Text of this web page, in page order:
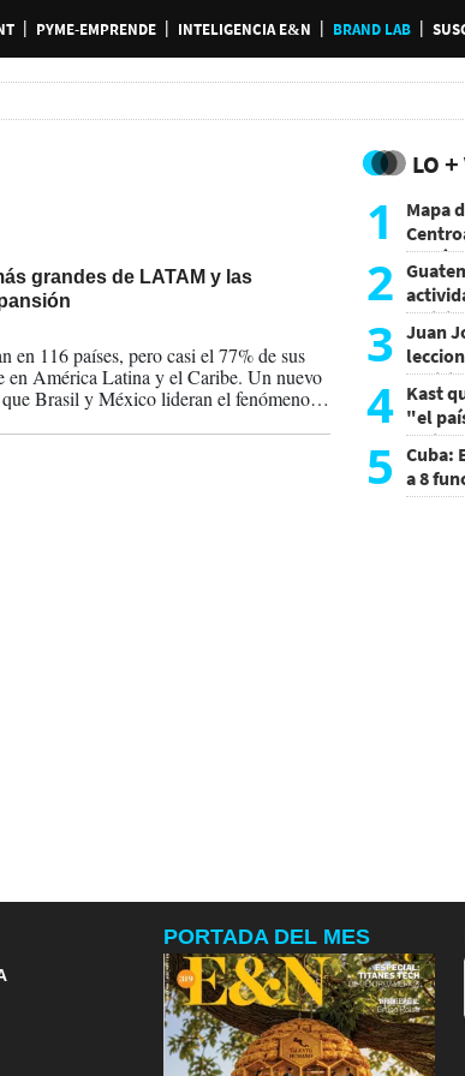
PYME-EMPRENDE INTELIGENCIA E&N BRAND LAB
grandes de LATAM y las
en 116 países, pero casi el 77% de sus
en América Latina y el Caribe. Un nuevo
Brasil y México lideran el fenómeno,
filiales.
LO +
1
Mapa
y
2
3 Juan
4 Kast
"el
Latina
5
Cuba:
a 8
PORTADA DEL MES